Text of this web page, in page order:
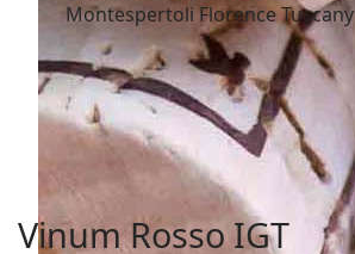
Montespertoli Florence Tuscany
Vinum Rosso IGT